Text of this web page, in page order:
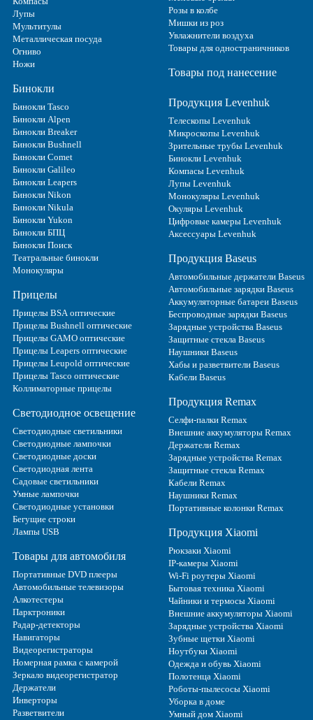
Лупы
Мультитулы
Металлическая посуда
Огниво
Ножи
Бинокли
Бинокли Tasco
Бинокли Alpen
Бинокли Breaker
Бинокли Bushnell
Бинокли Comet
Бинокли Galileo
Бинокли Leapers
Бинокли Nikon
Бинокли Nikula
Бинокли Yukon
Бинокли БПЦ
Бинокли Поиск
Театральные бинокли
Монокуляры
Прицелы
Прицелы BSA оптические
Прицелы Bushnell оптические
Прицелы GAMO оптические
Прицелы Leapers оптические
Прицелы Leupold оптические
Прицелы Tasco оптические
Коллиматорные прицелы
Светодиодное освещение
Светодиодные светильники
Светодиодные лампочки
Светодиодные доски
Светодиодная лента
Садовые светильники
Умные лампочки
Светодиодные установки
Бегущие строки
Лампы USB
Товары для автомобиля
Портативные DVD плееры
Автомобильные телевизоры
Алкотестеры
Парктроники
Радар-детекторы
Навигаторы
Видеорегистраторы
Номерная рамка с камерой
Зеркало видеорегистратор
Держатели
Инверторы
Разветвители
Розы в колбе
Мишки из роз
Увлажнители воздуха
Товары для одностраничников
Товары под нанесение
Продукция Levenhuk
Телескопы Levenhuk
Микроскопы Levenhuk
Зрительные трубы Levenhuk
Бинокли Levenhuk
Компасы Levenhuk
Лупы Levenhuk
Монокуляры Levenhuk
Окуляры Levenhuk
Цифровые камеры Levenhuk
Аксессуары Levenhuk
Продукция Baseus
Автомобильные держатели Baseus
Автомобильные зарядки Baseus
Аккумуляторные батареи Baseus
Беспроводные зарядки Baseus
Зарядные устройства Baseus
Защитные стекла Baseus
Наушники Baseus
Хабы и разветвители Baseus
Кабели Baseus
Продукция Remax
Селфи-палки Remax
Внешние аккумуляторы Remax
Держатели Remax
Зарядные устройства Remax
Защитные стекла Remax
Кабели Remax
Наушники Remax
Портативные колонки Remax
Продукция Xiaomi
Рюкзаки Xiaomi
IP-камеры Xiaomi
Wi-Fi роутеры Xiaomi
Бытовая техника Xiaomi
Чайники и термосы Xiaomi
Внешние аккумуляторы Xiaomi
Зарядные устройства Xiaomi
Зубные щетки Xiaomi
Ноутбуки Xiaomi
Одежда и обувь Xiaomi
Полотенца Xiaomi
Роботы-пылесосы Xiaomi
Уборка в доме
Умный дом Xiaomi